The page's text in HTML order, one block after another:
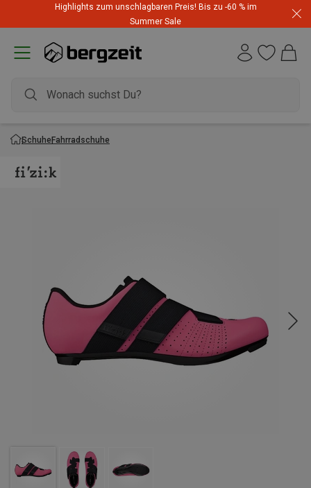
Highlights zum unschlagbaren Preis! Bis zu -60 % im
Summer Sale
SchuheFahrradschuhe